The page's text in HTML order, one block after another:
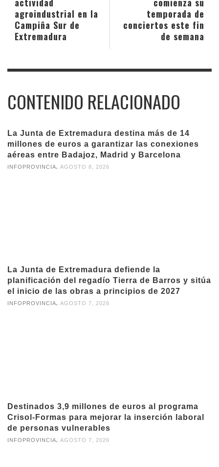
temporada de
conciertos este fin
de semana
agroindustrial en la
Campiña Sur de
Extremadura
CONTENIDO RELACIONADO
La Junta de Extremadura destina más de 14
millones de euros a garantizar las conexiones
aéreas entre Badajoz, Madrid y Barcelona
INFOPROVINCIA AGOSTO 8, 2026
La Junta de Extremadura defiende la
planificación del regadío Tierra de Barros y sitúa
el inicio de las obras a principios de 2027
INFOPROVINCIA, AGOSTO 7, 2026
Destinados 3,9 millones de euros al programa
Crisol-Formas para mejorar la inserción laboral
de personas vulnerables
INFOPROVINCIA AGOSTO 7, 2026